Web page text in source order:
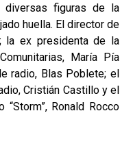
diversas figuras de la
huella. El director de
la ex presidenta de la
María Pía
radio, Blas Poblete; el
Cristián Castillo y el
Ronald Rocco